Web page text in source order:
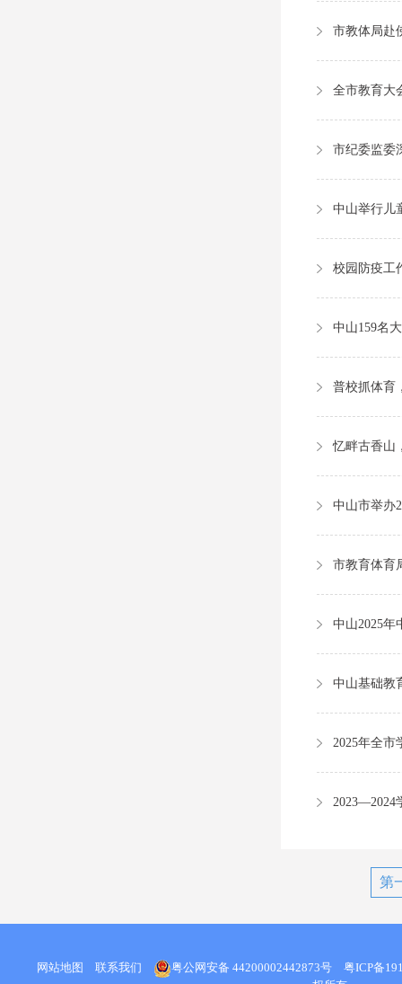
中山举行儿
校园防疫工
中山159名
普校抓体育
市教育体育
中山2025年
中山基础教
2023—2024
第
网站地图 联系我们 粤公网安备 44200002442873号
粤ICP备